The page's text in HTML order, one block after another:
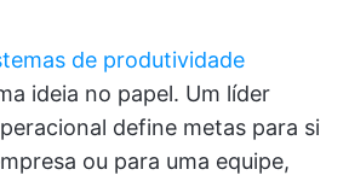
de produtividade
ideia no papel. Um líder
define metas para si
ou para uma equipe,